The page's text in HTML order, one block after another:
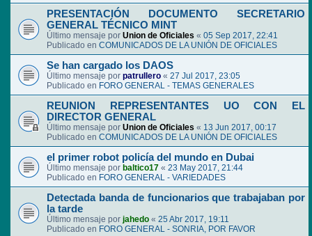
PRESENTACIÓN DOCUMENTO SECRETARIO
GENERAL TÉCNICO MINT
Último mensaje por Union de Oficiales « 05 Sep 2017, 22:41
Publicado en COMUNICADOS DE LA UNIÓN DE OFICIALES
Se han cargado los DAOS
Último mensaje por patrullero « 27 Jul 2017, 23:05
Publicado en FORO GENERAL - TEMAS GENERALES
REUNION REPRESENTANTES UO CON EL
DIRECTOR GENERAL
Último mensaje por Union de Oficiales « 13 Jun 2017, 00:17
Publicado en COMUNICADOS DE LA UNIÓN DE OFICIALES
el primer robot policía del mundo en Dubai
Último mensaje por baltico17 « 23 May 2017, 21:44
Publicado en FORO GENERAL - VARIEDADES
Detectada banda de funcionarios que trabajaban por
la tarde
Último mensaje por jahedo « 25 Abr 2017, 19:11
Publicado en FORO GENERAL - SONRIA, POR FAVOR